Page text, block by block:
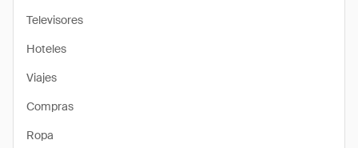
Televisores
Hoteles
Viajes
Compras
Ropa